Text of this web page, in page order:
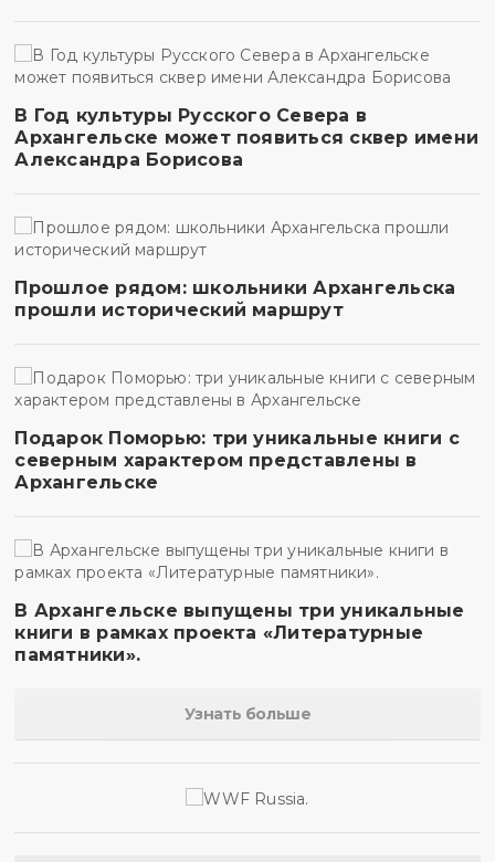
В Год культуры Русского Севера в
Архангельске может появиться сквер имени
Александра Борисова
Прошлое рядом: школьники Архангельска
прошли исторический маршрут
Подарок Поморью: три уникальные книги с
северным характером представлены в
Архангельске
В Архангельске выпущены три уникальные
книги в рамках проекта «Литературные
памятники».
Узнать больше